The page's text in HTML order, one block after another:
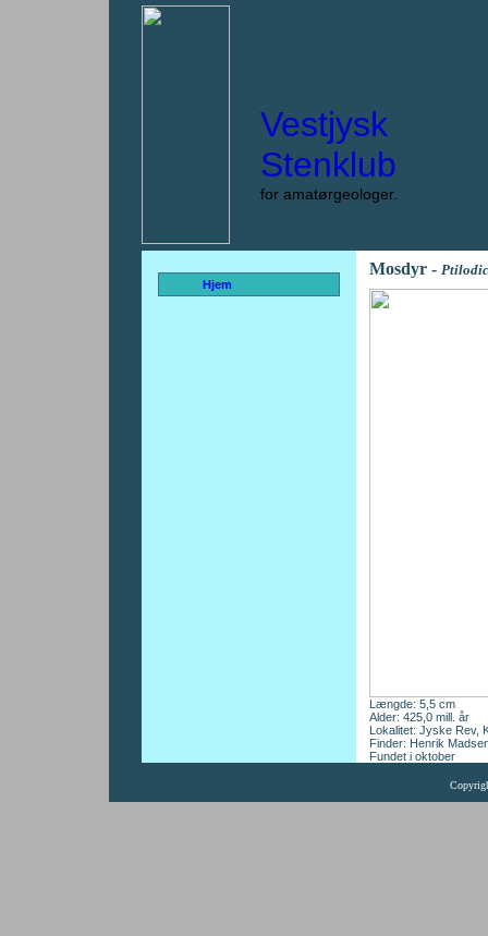
Vestjysk
Stenklub
for amatørgeologer.
Hjem
Mosdyr -
Længde: 5,5 cm
Alder: 425,0 mill. år
Lokalitet: Jyske Rev,
Finder: Henrik
Fundet i oktober